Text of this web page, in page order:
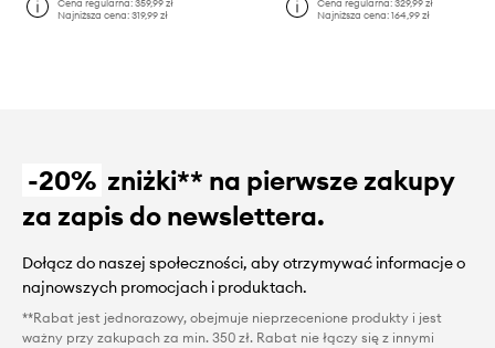
Cena regularna:359,99 zł
Najniższa cena:319,99 zł
Cena regularna: 329,99 zł
Najniższa cena: 164,99 zł
-20% zniżki** na pierwsze zakupy
za zapis do newslettera.
Dołącz do naszej społeczności, aby otrzymywać informacje o
najnowszych promocjach i produktach.
**Rabat jest jednorazowy, obejmuje nieprzecenione produkty i jest
ważny przy zakupach za min. 350 zł. Rabat nie łączy się z innymi